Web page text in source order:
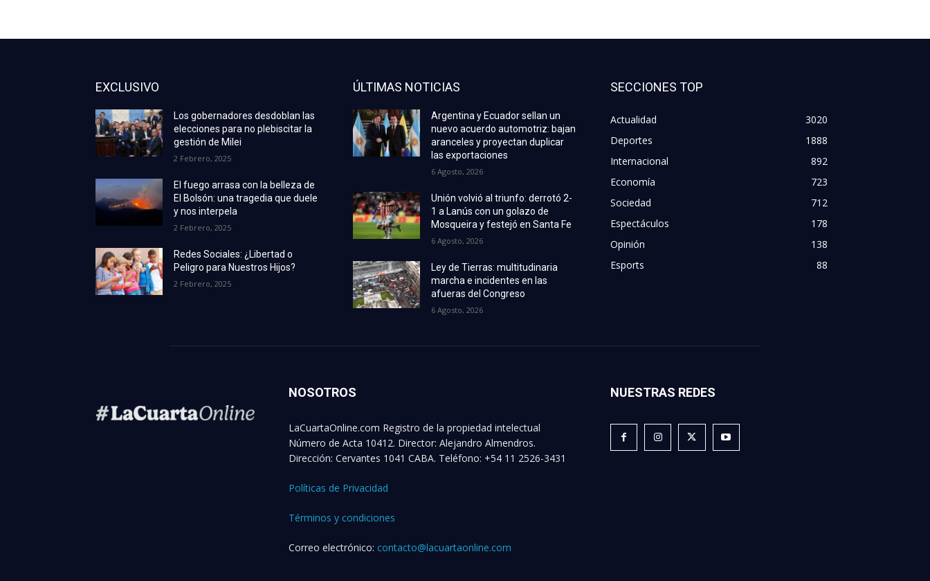
EXCLUSIVO
Los gobernadores desdoblan las
elecciones para no plebiscitar la
gestión de Milei
2 Febrero, 2025
El fuego arrasa con la belleza de
El Bolsón: una tragedia que duele
y nos interpela
2 Febrero, 2025
Redes Sociales: ¿Libertad o
Peligro para Nuestros Hijos?
2 Febrero, 2025
ÚLTIMAS NOTICIAS
Argentina y Ecuador sellan un
nuevo acuerdo automotriz: bajan
aranceles y proyectan duplicar
las exportaciones
6 Agosto, 2026
Unión volvió al triunfo: derrotó 2-
1 a Lanús con un golazo de
Mosqueira y festejó en Santa Fe
6 Agosto, 2026
Ley de Tierras: multitudinaria
marcha e incidentes en las
afueras del Congreso
6 Agosto, 2026
SECCIONES TOP
Actualidad
3020
Deportes
1888
Internacional
892
Economía
723
Sociedad
712
Espectáculos
178
Opinión
138
Esports
88
NOSOTROS
LaCuartaOnline.com Registro de la propiedad intelectual
Número de Acta 10412. Director: Alejandro Almendros.
Dirección: Cervantes 1041 CABA. Teléfono: +54 11 2526-3431
Políticas de Privacidad
Términos y condiciones
Correo electrónico: contacto@lacuartaonline.com
NUESTRAS REDES